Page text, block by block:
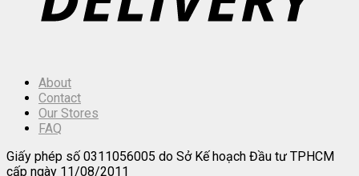
About
Contact
Our Stores
FAQ
Giấy phép số 0311056005 do Sở Kế hoạch Đầu tư TPHCM
cấp ngày 11/08/2011